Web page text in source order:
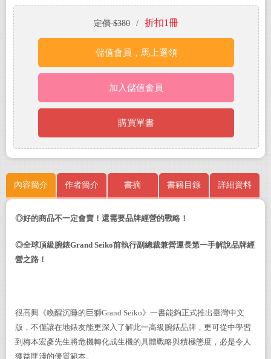
定價 $380 / 折扣1冊
儲值會員，馬上選領
加入儲值會員
購買單書
內容簡介 作者簡介 書摘 書籍目錄 詳細資料
◎好的商品不一定會賣！還需要品牌經營的戰略！
◎全球頂級腕錶Grand Seiko前執行副總裁兼營運長第一手解說品牌經
營之路！
很高興《喚醒沉睡的巨獅Grand Seiko》一書能夠正式推出臺灣中文
版，不僅讓在地錶友能更深入了解此一高級腕錶品牌，更可從中學習
到梅本宏彥先生將危機轉化成生機的具體戰略與積極態度，必是令人
獲益匪淺的優質範本。